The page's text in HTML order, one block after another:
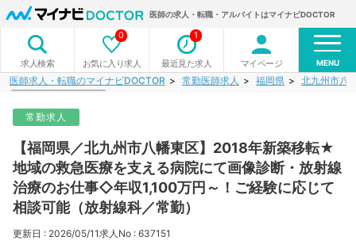
医師の求人・転職・アルバイトはマイナビDOCTOR
求人検索 お気に入り求人
0
最近見た求人
1
マイページ MENU
医師求人・転職のマイナビDOCTOR 常勤医師求人 福岡県 北九州市八
常勤求人
【福岡県／北九州市八幡東区】2018年新築移転★
地域の救急医療を支える病院にて画像診断・放射線
治療のお仕事◇年収1,100万円～！ご経験に応じて
相談可能（放射線科／常勤）
更新日 : 2026/05/11求人No : 637151